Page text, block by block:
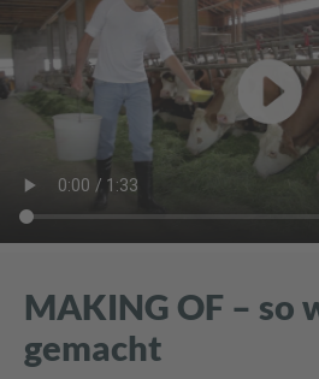
MAKING OF – so
gemacht